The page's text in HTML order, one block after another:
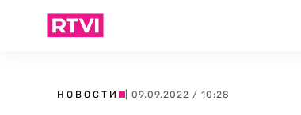
НОВОСТИ | 09.09.2022 / 10:28